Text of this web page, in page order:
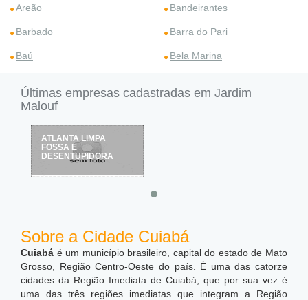
Areão Bandeirantes
Barbado Barra do Pari
Baú Bela Marina
Últimas empresas cadastradas em Jardim
Malouf
ATLANTA LIMPA
FOSSA E
DESENTUPIDORA
Sobre a Cidade Cuiabá
Cuiabá é um município brasileiro, capital do estado de Mato
Grosso, Região Centro-Oeste do país. É uma das catorze
cidades da Região Imediata de Cuiabá, que por sua vez é
uma das três regiões imediatas que integram a Região